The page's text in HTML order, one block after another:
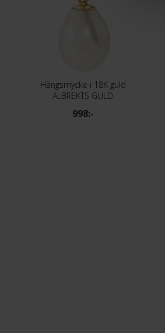
Hängsmycke i 18K guld
ALBREKTS GULD
998:-